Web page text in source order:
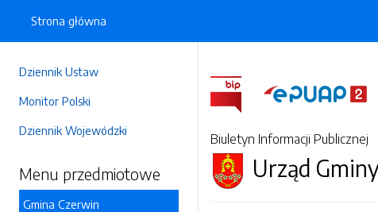
Dziennik Ustaw
Monitor Polski
Dziennik Wojewódzki
Menu przedmiotowe
Gmina Czerwin
Strona główna
Biuletyn Informacji Publicznej
Urząd